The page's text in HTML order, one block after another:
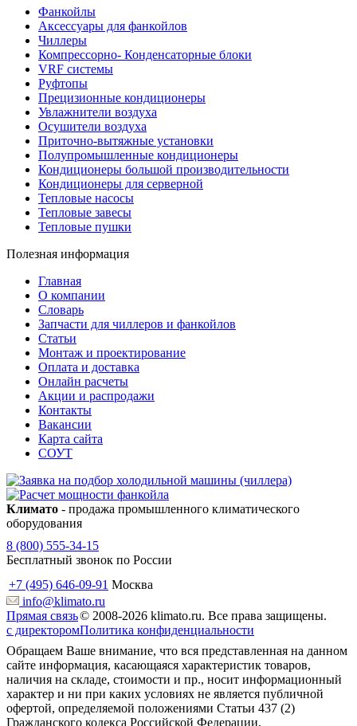
Фанкойлы
Аксессуары для фанкойлов
Чиллеры
Компрессорно- Конденсаторные блоки
VRF системы
Руфтопы
Прецизионные кондиционеры
Увлажнители воздуха
Осушители воздуха
Приточно-вытяжные установки
Полупромышленные кондиционеры
Кондиционеры большой производительности
Кондиционеры для серверной
Тепловые насосы
Тепловые завесы
Тепловые пушки
Полезная информация
Главная
О компании
Словарь
Запчасти для чиллеров и фанкойлов
Статьи
Монтаж и проектирование
Оплата и доставка
Онлайн расчеты
Акции и распродажи
Контакты
Вакансии
Карта сайта
СОУТ
Климато - продажа промышленного климатического
оборудования
8 (800) 555-34-15
Бесплатный звонок по России
+7 (495) 646-09-91 Москва
info@klimato.ru
Прямая связь
с директором
© 2008-2026 klimato.ru. Все права защищены.
Политика конфиденциальности
Обращаем Ваше внимание, что вся представленная на данном
сайте информация, касающаяся характеристик товаров,
наличия на складе, стоимости и пр., носит информационный
характер и ни при каких условиях не является публичной
офертой, определяемой положениями Статьи 437 (2)
Гражданского кодекса Российской Федерации.